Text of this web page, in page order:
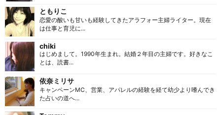
ともりこ
恋愛の酸いも甘いも経験してきたアラフォー主婦ライター。現在
は仕事と育児に...
chiki
はじめまして。1990年生まれ。結婚２年目の主婦です。好きなこ
とは、読書...
依奈ミリサ
キャンペーンMC、営業、アパレルの経験を経て幼少より嗜んでき
た占いの道へ...